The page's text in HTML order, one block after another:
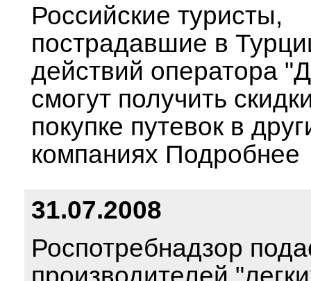
Российские туристы,
пострадавшие в
действий оператора
смогут получить
покупке путевок в
компаниях Подробнее
31.07.2008
Роспотребнадзор